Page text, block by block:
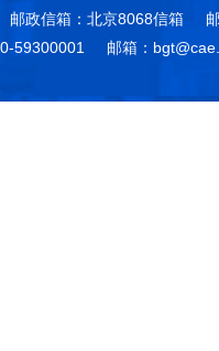
邮政信箱：北京8068信箱
59300001 邮箱：